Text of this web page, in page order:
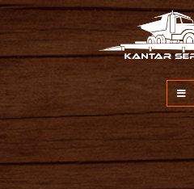
İçeriğe
atla
Kantar Servisi